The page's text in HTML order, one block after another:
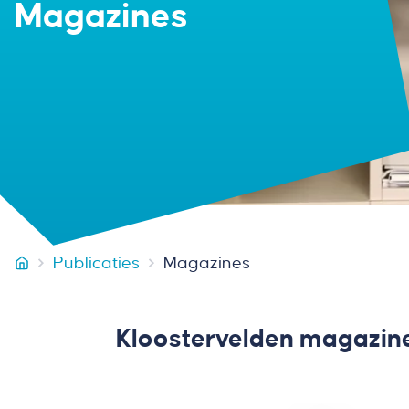
Magazines
Van Miltenburg Bouw & Onderhoud
Publicaties Magazines
Kloostervelden